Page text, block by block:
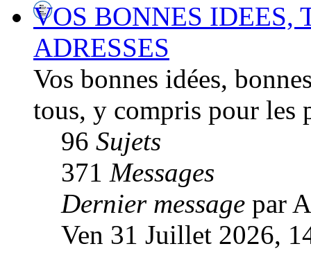
VOS BONNES IDEES,
ADRESSES
Vos bonnes idées,
tous, y compris pour les
96 Sujets
371 Messages
Dernier message par
Ven 31 Juillet 2026,